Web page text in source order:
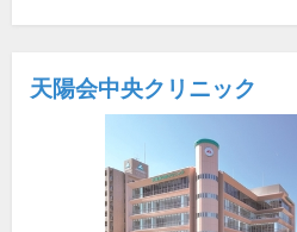
天陽会中央クリニック